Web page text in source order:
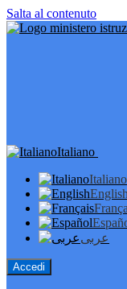
Salta al contenuto
Italiano
Italiano
English
عربى
Accedi